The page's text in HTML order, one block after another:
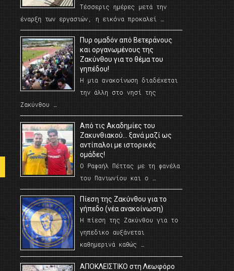
Τέσσερις ημέρες μετά την
έναρξη των εργασιών, η εικόνα προκαλεί …
Πυρ ομαδόν από Βετεράνους
και οργανωμένους της
Ζακύνθου για το θέμα του
γηπέδου!
Η μια ανακοίνωση διαδέχεται
την άλλη στο νησί της
Ζακύνθου …
Από τις Ακαδημίες του
Ζακυνθιακού… ξανά μαζί ως
αντίπαλοι με ιστορικές
ομάδες!
Ο Ραφαήλ Πέττας με τη φανέλα
του Πανιωνίου και ο …
Πίεση της Ζακύνθου για το
γήπεδο (νέα ανακοίνωση)
Η πίεση της Ζακύνθου για το
γηπεδικο αυξάνεται
καθημερινά καθώς …
AΠΟΚΛΕΙΣΤΙΚΟ στη Λεωφόρο